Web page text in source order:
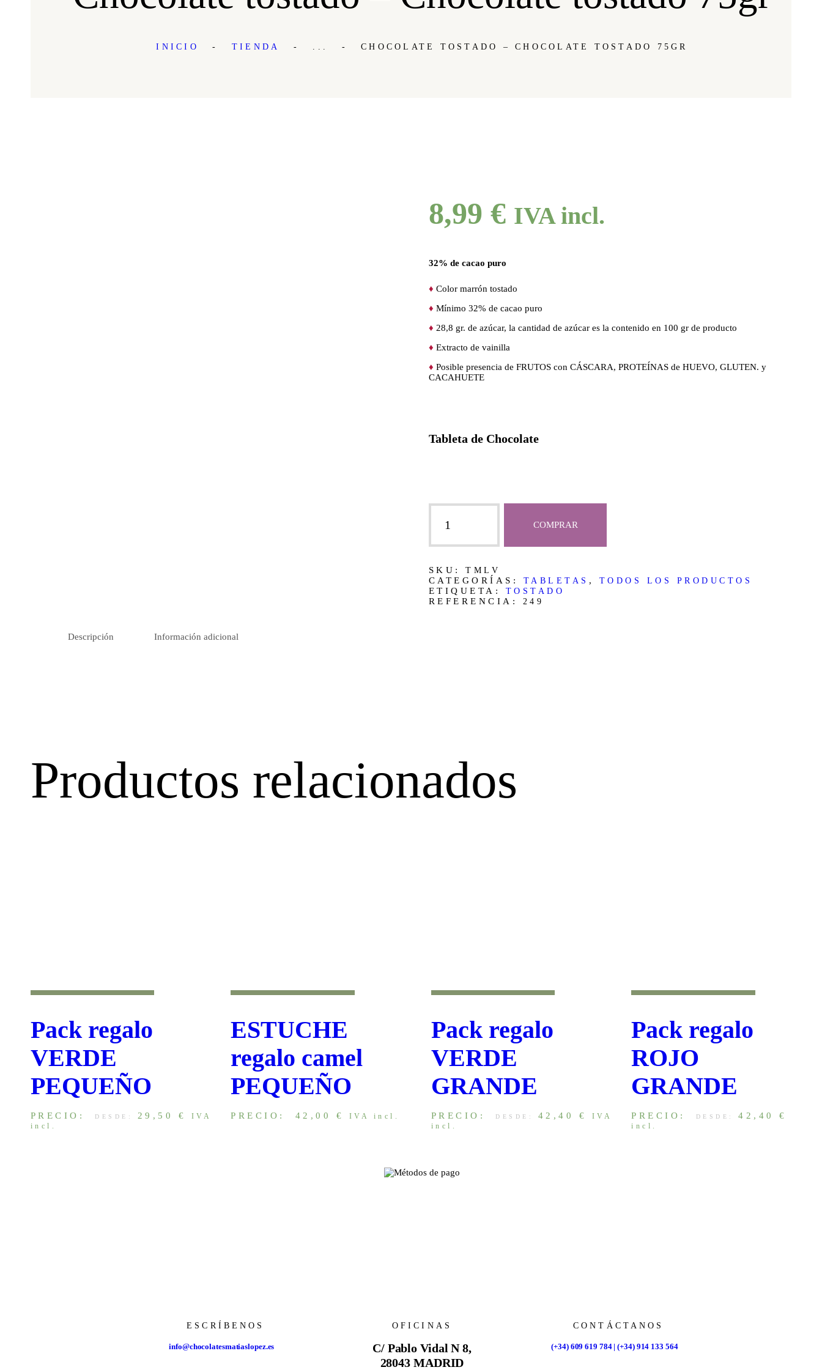
INICIO TIENDA CHOCOLATE TOSTADO – CHOCOLATE TOSTADO 75GR
8,99 € IVA incl.
32% de cacao puro
♦ Color marrón tostado
♦ Mínimo 32% de cacao puro
♦ 28,8 gr. de azúcar, la cantidad de azúcar es la contenido en 100 gr de producto
♦ Extracto de vainilla
♦ Posible presencia de FRUTOS con CÁSCARA, PROTEÍNAS de HUEVO, GLUTEN. y
CACAHUETE
Tableta de Chocolate
Chocolate
tostado
cantidad
COMPRAR
SKU:TMLV
CATEGORÍAS: TABLETAS , TODOS LOS PRODUCTOS
ETIQUETA: TOSTADO
REFERENCIA: 249
Descripción Información adicional
Productos relacionados
Pack regalo
VERDE
PEQUEÑO
PRECIO: DESDE: 29,50 €
IVA
incl.
ESTUCHE
regalo camel
PEQUEÑO
PRECIO: 42,00 € IVA incl.
Pack regalo
VERDE
GRANDE
PRECIO: DESDE: 42,40 €
IVA
incl.
Pack regalo
ROJO
GRANDE
PRECIO: DESDE:42,40€
incl.
ESCRÍBENOS
info@chocolatesmatiaslopez.es
OFICINAS
C/ Pablo Vidal N 8,
28043 MADRID
CONTÁCTANOS
(+34) 609 619 784 | (+34) 914 133 564